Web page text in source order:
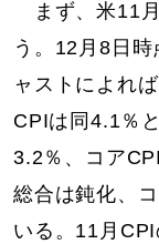
まず、米11
う。12月8日
ャストによれ
CPIは同4.1％
3.2％、コア
総合は鈍化、
いる。11月